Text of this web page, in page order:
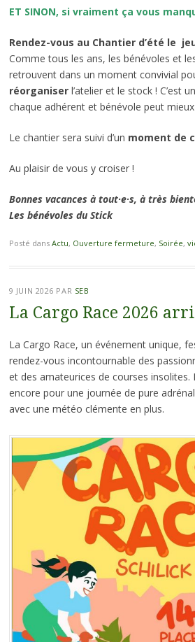
ET SINON, si vraiment ça vous
Rendez-vous au Chantier d’été le
Comme tous les ans, les bénévoles et
retrouvent dans un moment convivial
réorganiserl’atelier et le stock ! C’est
chaque adhérent et bénévole peut mieux
Le chantier sera suivi d’un moment de
Au plaisir de vous y croiser !
Bonnes vacances à tout·e·s, à très
Les bénévoles du Stick
Posté dans Actu, Ouverture fermeture, Soirée,
9 JUIN 2026 PAR SEB
La Cargo Race 2026
La Cargo Race, un événement unique,
rendez-vous incontournable des
et des amateurices de courses insolites.
encore pour une journée de pure
avec une météo clémente en plus.